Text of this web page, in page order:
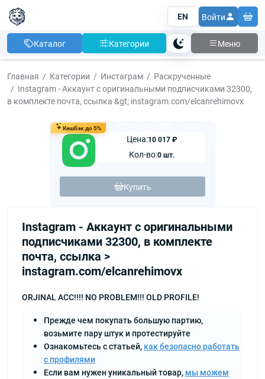
EN Войти
Каталог Категории Тема Меню
Главная Категории Инстаграм
Раскрученные
Instagram - Аккаунт с оригинальными подписчиками 32300,
в комплекте почта, ссылка &gt; instagram.com/elcanrehimovx
Кешбэк до 5%
Цена:10 017 ₽
Кол-во:0 шт.
Купить
Instagram - Аккаунт с оригинальными
подписчиками 32300, в комплекте
почта, ссылка >
instagram.com/elcanrehimovx
ORJINAL ACC!!!! NO PROBLEM!!! OLD PROFILE!
Прежде чем покупать большую партию,
возьмите пару штук и протестируйте
Ознакомьтесь с статьей, как безопасно работать
с профилями
Если вам нужен уникальный товар, мы можем